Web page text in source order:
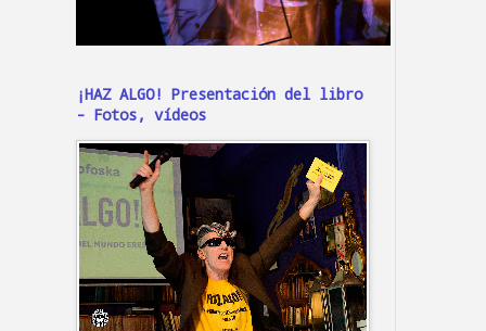
¡HAZ ALGO! Presentación del libro
- Fotos, vídeos